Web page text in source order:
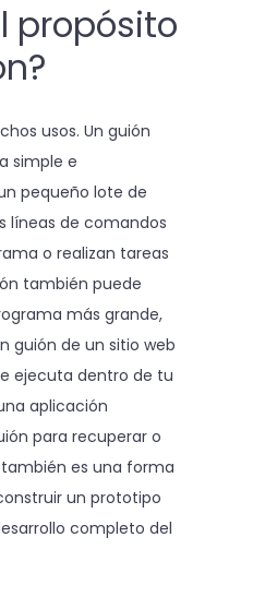
propósito
usos. Un guión
simple e
pequeño lote de
líneas de comandos
o realizan tareas
también puede
más grande,
guión de un sitio web
ejecuta dentro de tu
aplicación
para recuperar o
es una forma
un prototipo
completo del